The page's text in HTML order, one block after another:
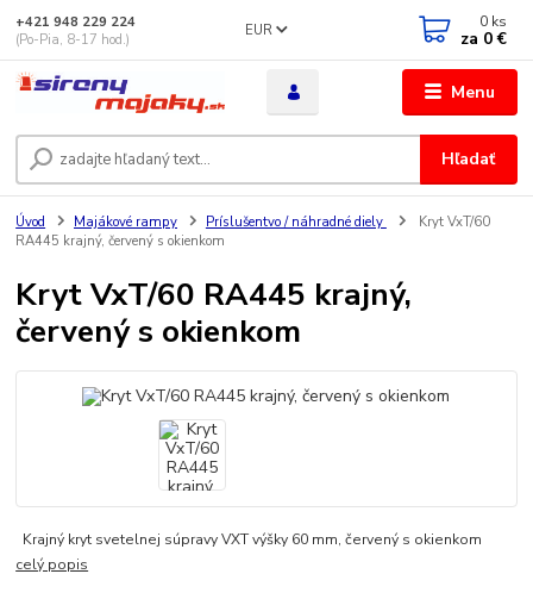
Menu
EUR
Hľadať
+421 948 229 224
(Po-Pia, 8-17 hod.)
0 ks
za 0 €
Úvod Majákové rampy Príslušentvo / náhradné diely
Kryt VxT/60
RA445 krajný, červený s okienkom
Kryt VxT/60 RA445 krajný,
červený s okienkom
Krajný kryt svetelnej súpravy VXT výšky 60 mm, červený s okienkom
celý popis